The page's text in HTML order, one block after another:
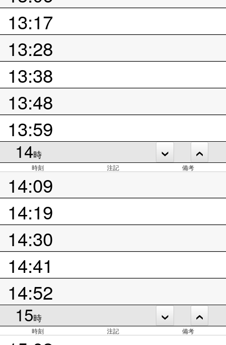
13:17
13:28
13:38
13:48
13:59
14時
時刻 注記 備考
14:09
14:19
14:30
14:41
14:52
15時
時刻 注記 備考